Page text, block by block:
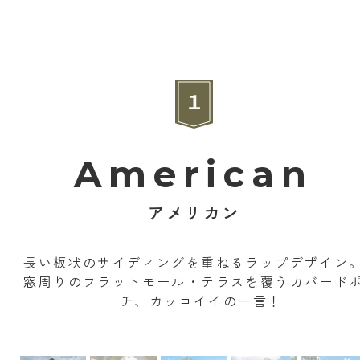
American
アメリカン
長い板状のサイディングを重ねるラップデザイン
窓周りのフラットモール・テラスを覆うカバード
ーチ、カッコイイの一言！